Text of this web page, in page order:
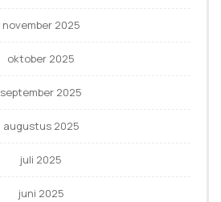
november 2025
oktober 2025
september 2025
augustus 2025
juli 2025
juni 2025